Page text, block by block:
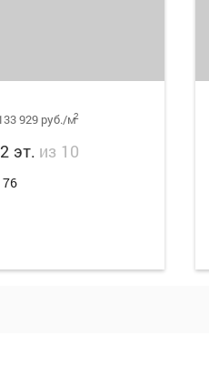
929 руб./м2
2 эт. из 10
76